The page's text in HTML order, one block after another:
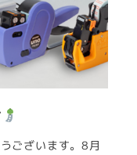
ございます。8月